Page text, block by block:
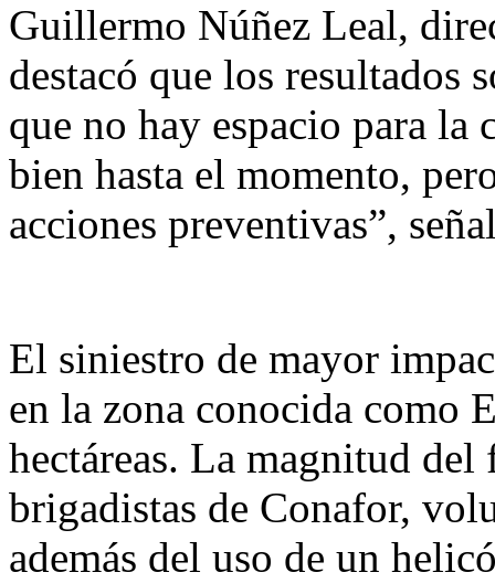
Guillermo Núñez Leal,
destacó que los resultados
que no hay espacio para la
bien hasta el momento,
acciones preventivas”,
El siniestro de mayor
en la zona conocida como
hectáreas. La magnitud
brigadistas de Conafor,
además del uso de un